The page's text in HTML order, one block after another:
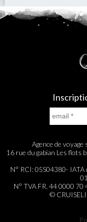
Agence de
16 rue du gabian Les flots
N° RCI: 05S04380-
N° TVA FR. 44 0000 70
©